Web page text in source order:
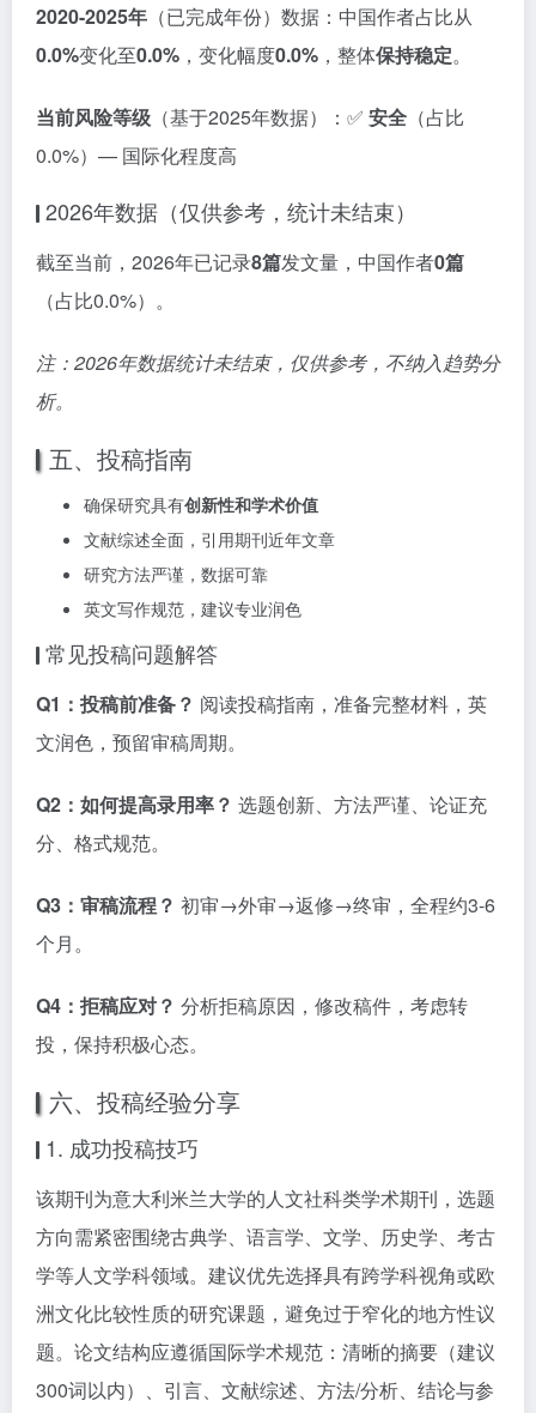
2020-2025年 （已完成年份）数据：中国作者占比从
0.0%变化至0.0% ，变化幅度0.0% ，整体保持稳定。
当前风险等级 （基于2025年数据）：✅ 安全 （占比
0.0%）— 国际化程度高
2026年数据（仅供参考，统计未结束）
截至当前，2026年已记录8篇发文量，中国作者0篇
（占比0.0%）。
注：2026年数据统计未结束，仅供参考，不纳入趋势分
析。
五、投稿指南
确保研究具有创新性和学术价值
文献综述全面，引用期刊近年文章
研究方法严谨，数据可靠
英文写作规范，建议专业润色
常见投稿问题解答
Q1：投稿前准备？ 阅读投稿指南，准备完整材料，英
文润色，预留审稿周期。
Q2：如何提高录用率？ 选题创新、方法严谨、论证充
分、格式规范。
Q3：审稿流程？ 初审→外审→返修→终审，全程约3-6
个月。
Q4：拒稿应对？ 分析拒稿原因，修改稿件，考虑转
投，保持积极心态。
六、投稿经验分享
1. 成功投稿技巧
该期刊为意大利米兰大学的人文社科类学术期刊，选题
方向需紧密围绕古典学、语言学、文学、历史学、考古
学等人文学科领域。建议优先选择具有跨学科视角或欧
洲文化比较性质的研究课题，避免过于窄化的地方性议
题。论文结构应遵循国际学术规范：清晰的摘要（建议
300词以内）、引言、文献综述、方法/分析、结论与参